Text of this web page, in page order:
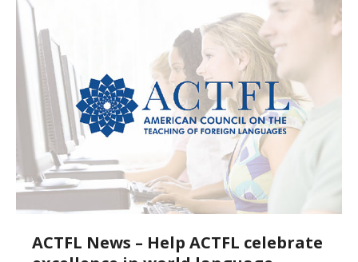
ACTFL News – Help ACTFL celebrate